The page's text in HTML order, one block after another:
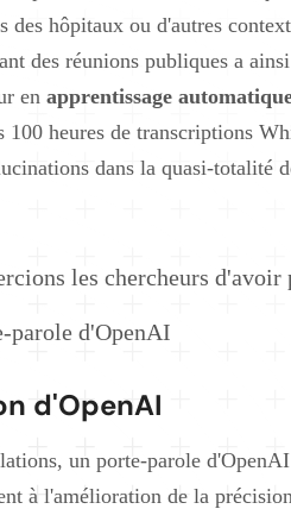
des hôpitaux ou d'autres
des réunions publiques a
en apprentissage
100 heures de transcriptions
dans la quasi-totalité
les chercheurs d'avoir
parole d'OpenAI
d'OpenAI
un porte-parole
à l'amélioration de la